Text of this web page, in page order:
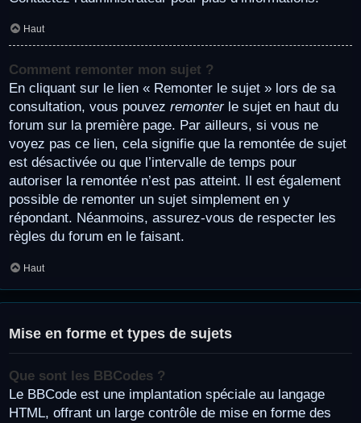
Haut
Comment remonter mon sujet ?
En cliquant sur le lien « Remonter le sujet » lors de sa
consultation, vous pouvez remonterle sujet en haut du
forum sur la première page. Par ailleurs, si vous ne
voyez pas ce lien, cela signifie que la remontée de sujet
est désactivée ou que l’intervalle de temps pour
autoriser la remontée n’est pas atteint. Il est également
possible de remonter un sujet simplement en y
répondant. Néanmoins, assurez-vous de respecter les
règles du forum en le faisant.
Haut
Mise en forme et types de sujets
Que sont les BBCodes ?
Le BBCode est une implantation spéciale au langage
HTML, offrant un large contrôle de mise en forme des